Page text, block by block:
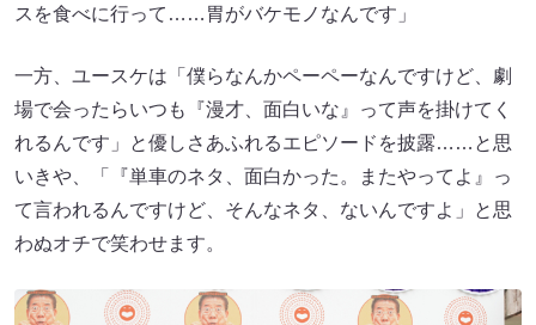
スを食べに行って……胃がバケモノなんです」
一方、ユースケは「僕らなんかペーペーなんですけど、劇
場で会ったらいつも『漫才、面白いな』って声を掛けてく
れるんです」と優しさあふれるエピソードを披露……と思
いきや、「『単車のネタ、面白かった。またやってよ』っ
て言われるんですけど、そんなネタ、ないんですよ」と思
わぬオチで笑わせます。